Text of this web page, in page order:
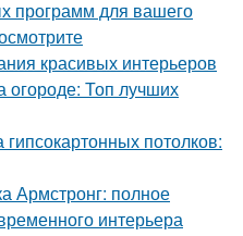
программ для вашего
красивых интерьеров
Топ лучших
потолков:
Армстронг: полное
интерьера